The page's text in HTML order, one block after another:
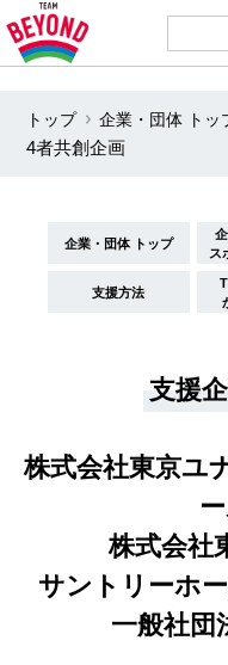
トップ 企業・団体 トッ
4者共創企画
企業・団体 トップ
ス
支援方法
支援
株式会社東京ユ
株式会社
サントリーホ
一般社団